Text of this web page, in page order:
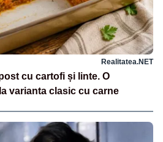
Realitatea.NET
cu cartofi și linte. O
varianta clasic cu carne